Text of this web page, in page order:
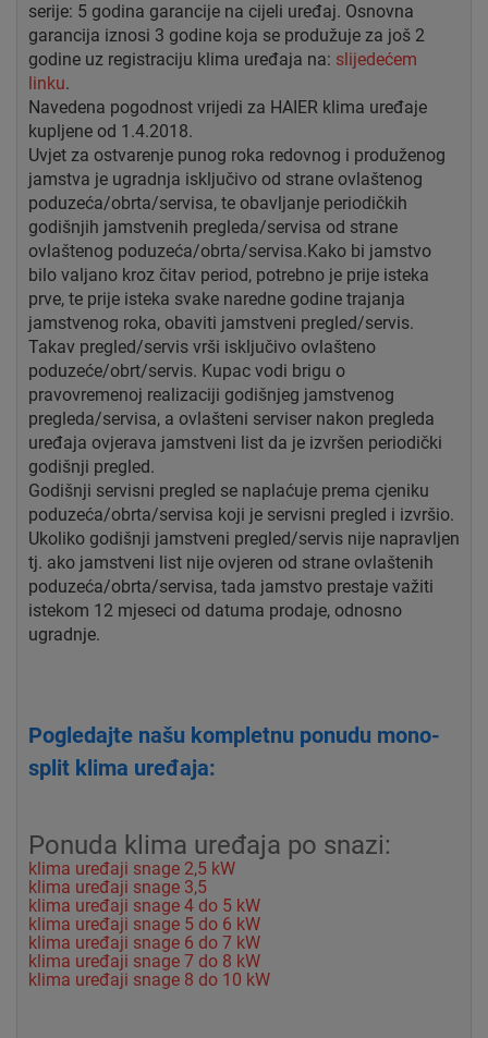
serije: 5 godina garancije na cijeli uređaj. Osnovna
garancija iznosi 3 godine koja se produžuje za još 2
godine uz registraciju klima uređaja na: slijedećem
linku.
Navedena pogodnost vrijedi za HAIER klima uređaje
kupljene od 1.4.2018.
Uvjet za ostvarenje punog roka redovnog i produženog
jamstva je ugradnja isključivo od strane ovlaštenog
poduzeća/obrta/servisa, te obavljanje periodičkih
godišnjih jamstvenih pregleda/servisa od strane
ovlaštenog poduzeća/obrta/servisa.Kako bi jamstvo
bilo valjano kroz čitav period, potrebno je prije isteka
prve, te prije isteka svake naredne godine trajanja
jamstvenog roka, obaviti jamstveni pregled/servis.
Takav pregled/servis vrši isključivo ovlašteno
poduzeće/obrt/servis. Kupac vodi brigu o
pravovremenoj realizaciji godišnjeg jamstvenog
pregleda/servisa, a ovlašteni serviser nakon pregleda
uređaja ovjerava jamstveni list da je izvršen periodički
godišnji pregled.
Godišnji servisni pregled se naplaćuje prema cjeniku
poduzeća/obrta/servisa koji je servisni pregled i izvršio.
Ukoliko godišnji jamstveni pregled/servis nije napravljen
tj. ako jamstveni list nije ovjeren od strane ovlaštenih
poduzeća/obrta/servisa, tada jamstvo prestaje važiti
istekom 12 mjeseci od datuma prodaje, odnosno
ugradnje.
Pogledajte našu kompletnu ponudu mono-
split klima uređaja:
Ponuda klima uređaja po snazi:
klima uređaji snage 2,5 kW
klima uređaji snage 3,5
klima uređaji snage 4 do 5 kW
klima uređaji snage 5 do 6 kW
klima uređaji snage 6 do 7 kW
klima uređaji snage 7 do 8 kW
klima uređaji snage 8 do 10 kW